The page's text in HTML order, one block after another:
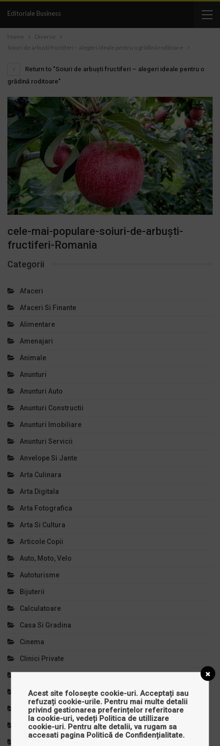
Editoriale Business
Home
Diverse
Soiuri de arbuști fructiferi – alegeri ideale pentru o grădină roditoare
Return to "Soiuri de arbuști fructiferi – alegeri ideale pentru o
grădină roditoare"
cele-mai-populare-soiuri-de-arbuști-
fructiferi-Romania
Categorii
Afaceri
Afaceri Si Finante
Alimentare
Amenajari
Animale
Anunturi
Anunturi Auto
Anunturi Constructii
Anunturi Imobiliare
Anunturi Servicii
Anvelope Si Jante
Arta Culinara
Arta Digitala
Arta Fotografica
Arta Si Cultura
Articole Copii
Auto, Moto, Velo
Autoturisme
Bijuterii
Calculatoare
Casa Si Gradina
Cinema
Clinici Private
Copilul Tau
Cursuri Si Meditatii
Decoratiuni
Acest site folosește cookie-uri. Acceptați sau
refuzați cookie-urile. Pentru mai multe detalii
privind gestionarea preferințelor referitoare
la cookie-uri, vedeți Politica de utillizare
cookie-uri. Pentru alte detalii, va rugam sa
accesati pagina Politică de Confidențialitate.